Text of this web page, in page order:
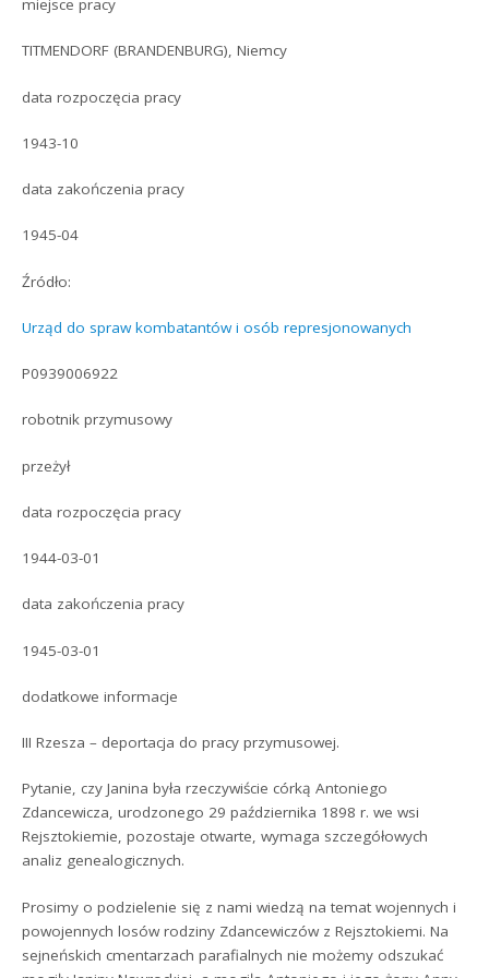
miejsce pracy
TITMENDORF (BRANDENBURG), Niemcy
data rozpoczęcia pracy
1943-10
data zakończenia pracy
1945-04
Źródło:
Urząd do spraw kombatantów i osób represjonowanych
P0939006922
robotnik przymusowy
przeżył
data rozpoczęcia pracy
1944-03-01
data zakończenia pracy
1945-03-01
dodatkowe informacje
III Rzesza – deportacja do pracy przymusowej.
Pytanie, czy Janina była rzeczywiście córką Antoniego
Zdancewicza, urodzonego 29 października 1898 r. we wsi
Rejsztokiemie, pozostaje otwarte, wymaga szczegółowych
analiz genealogicznych.
Prosimy o podzielenie się z nami wiedzą na temat wojennych i
powojennych losów rodziny Zdancewiczów z Rejsztokiemi. Na
sejneńskich cmentarzach parafialnych nie możemy odszukać